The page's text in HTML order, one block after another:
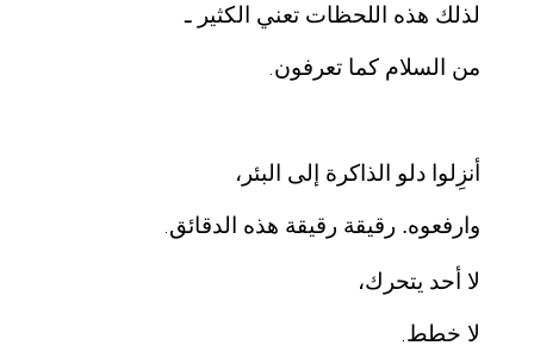
لذلك هذه اللحظات تعني الكثير ـ
من السلام كما تعرفون.
أنزِلوا دلو الذاكرة إلى البئر،
وارفعوه. رقيقة رقيقة هذه الدقائق.
لا أحد يتحرك،
لا خطط.